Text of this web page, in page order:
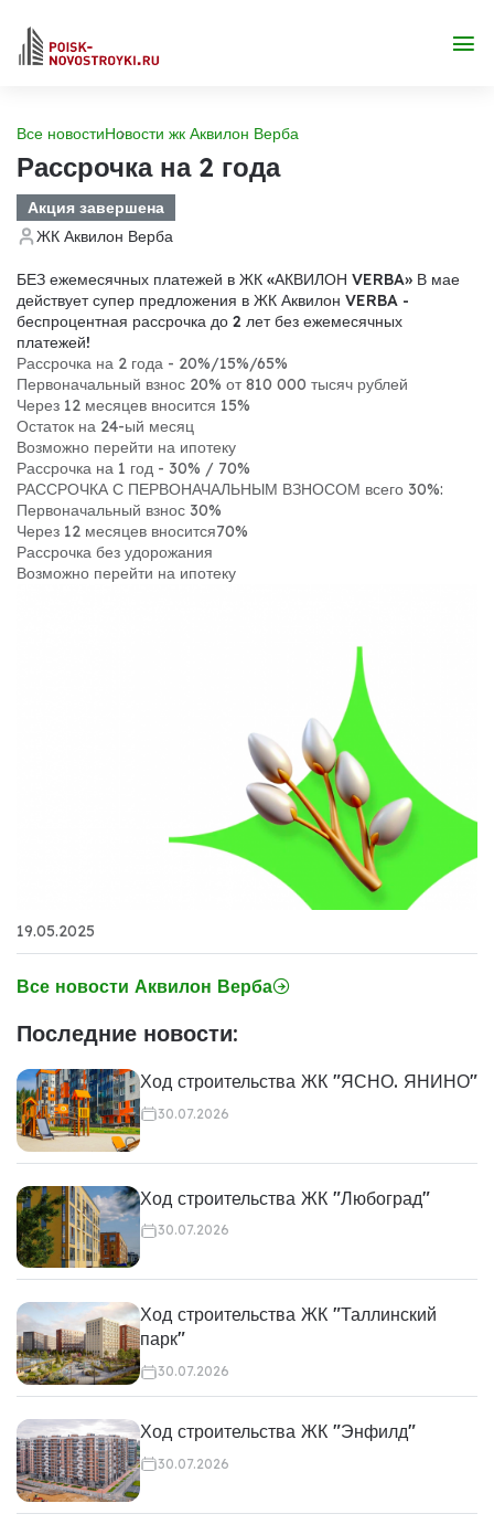
Все новостиНовости жк Аквилон Верба
Рассрочка на 2 года
Акция завершена
ЖК Аквилон Верба
БЕЗ ежемесячных платежей в ЖК «АКВИЛОН VERBA» В мае
действует супер предложения в ЖК Аквилон VERBA -
беспроцентная рассрочка до 2 лет без ежемесячных
платежей!
Рассрочка на 2 года - 20%/15%/65%
Первоначальный взнос 20% от 810 000 тысяч рублей
Через 12 месяцев вносится 15%
Остаток на 24-ый месяц
Возможно перейти на ипотеку
Рассрочка на 1 год - 30% / 70%
РАССРОЧКА С ПЕРВОНАЧАЛЬНЫМ ВЗНОСОМ всего 30%:
Первоначальный взнос 30%
Через 12 месяцев вносится70%
Рассрочка без удорожания
Возможно перейти на ипотеку
19.05.2025
Все новости Аквилон Верба
Последние новости:
Ход строительства ЖК "ЯСНО. ЯНИНО"
30.07.2026
Ход строительства ЖК "Любоград"
30.07.2026
Ход строительства ЖК "Таллинский
парк"
30.07.2026
Ход строительства ЖК "Энфилд"
30.07.2026